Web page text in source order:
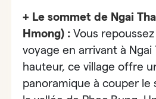
+ Le sommet de Ngai
Hmong) : Vous
voyage en arrivant à Ngai
hauteur, ce village offre
panoramique à couper